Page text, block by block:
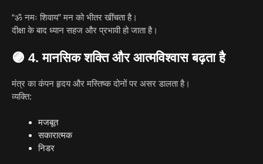
“ॐ नमः शिवाय” मन को भीतर खींचता है।
दीक्षा के बाद ध्यान सहज और प्रभावी हो जाता है।
🟣 4. मानसिक शक्ति और आत्मविश्वास बढ़ता है
मंत्र का कंपन हृदय और मस्तिष्क दोनों पर असर डालता है।
व्यक्ति:
मजबूत
सकारात्मक
निडर